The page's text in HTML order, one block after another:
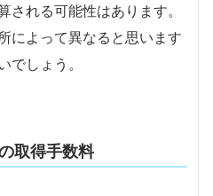
される可能性はあります。
によって異なると思います
でしょう。
取得手数料